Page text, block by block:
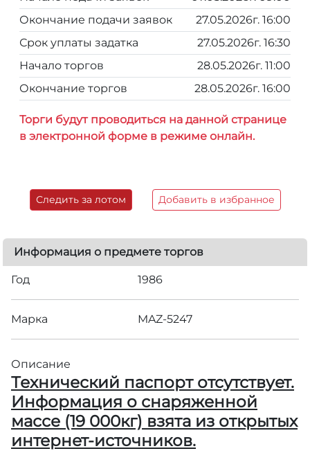
Окончание подачи заявок
27.05.2026г. 16:00
Срок уплаты задатка
27.05.2026г. 16:30
Начало торгов
28.05.2026г. 11:00
Окончание торгов
28.05.2026г. 16:00
Торги будут проводиться на данной странице
в электронной форме в режиме онлайн.
Следить за лотом Добавить в избранное
Информация о предмете торгов
Год 1986
Марка MAZ-5247
Описание
Технический паспорт отсутствует.
Информация о снаряженной
массе (19 000кг) взята из открытых
интернет-источников.